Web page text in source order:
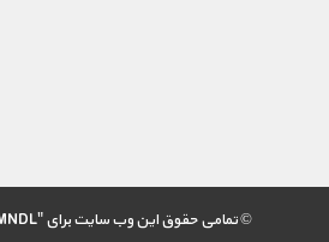
© تمامی حقوق این وب سایت برای "MNDL" محفوظ میباشد.